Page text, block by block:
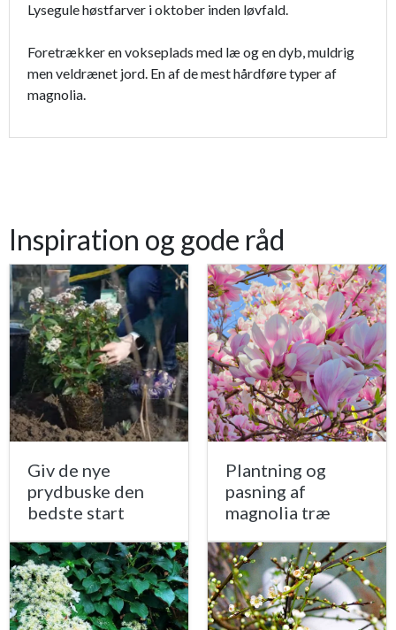
Lysegule høstfarver i oktober inden løvfald.
Foretrækker en vokseplads med læ og en dyb, muldrig
men veldrænet jord. En af de mest hårdføre typer af
magnolia.
Inspiration og gode råd
Giv de nye
prydbuske den
bedste start
Plantning og
pasning af
magnolia træ